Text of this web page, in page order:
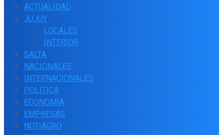
ACTUALIDAD
JUJUY
LOCALES
INTERIOR
SALTA
NACIONALES
INTERNACIONALES
POLÍTICA
ECONOMÍA
EMPRESAS
NOTIAGRO